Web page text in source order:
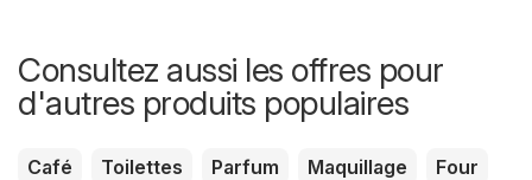
Consultez aussi les offres pour
d'autres produits populaires
Café Toilettes Parfum Maquillage
Four